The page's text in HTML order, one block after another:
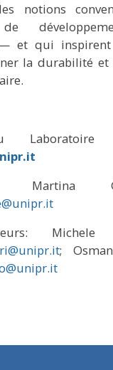
notions
de
— et qui
la durabilité
Laboratoire
;